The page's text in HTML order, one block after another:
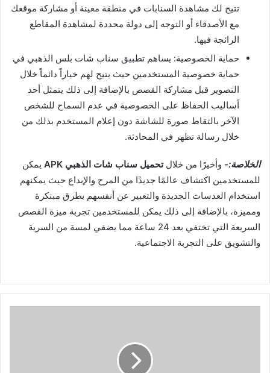
تتيح لك مشاهدة السنابات في منطقة معينة أو مشاركة موقعك
مع الأصدقاء أو التوجه إلى دولة محددة لمشاهدة المقاطع
الرائجة فيها.
حماية الخصوصية: يساهم تطبيق سناب شات بلس الذهبي في
حماية خصوصية المستخدمين حيث يتيح لهم خياراً دائماً خلال
التصوير قبل مشاركة القصص بالإضافة إلى ذلك يتمثل أحد
أساليب الحفاظ على الخصوصية في عدم السماح للشخص
الآخر بالتقاط صورة للشاشة دون إعلام المستخدم بذلك من
خلال رسالة تظهر في المحادثة.
الخلاصة:- وأخيرًا من خلالتحميل سناب شات الذهبي
يمكن
للمستخدمين اكتشاف عالمًا جديدًا من المرح والإبداع حيث يمكنهم
استخدام العدسات الجديدة والتعبير عن أنفسهم بطرق مبتكرة
ومميزة، بالإضافة إلى ذلك يمكن للمستخدمين تجربة ميزة القصص
السريعة التي تختفي بعد
ساعة مما يضفي لمسة من السرية
والتشويق على التجربة الاجتماعية.